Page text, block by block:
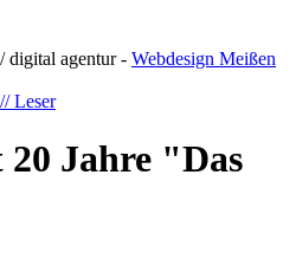
digital agentur - Webdesign Meißen
Leser
Jahre "Das